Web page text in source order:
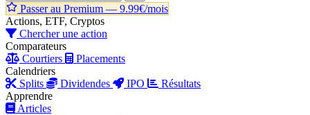
Passer au Premium — 9.99€/mois
Actions, ETF, Cryptos
Chercher une action
Comparateurs
Courtiers
Placements
Calendriers
Splits
Dividendes IPO
Résultats
Apprendre
Articles